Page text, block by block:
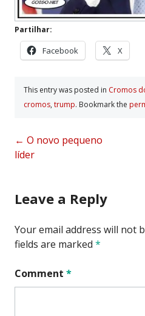
Partilhar:
Facebook X
This entry was posted in Cromos
cromos, trump. Bookmark the
Post
navigation
← O novo pequeno
líder
Leave a Reply
Your email address will not
fields are marked *
Comment *